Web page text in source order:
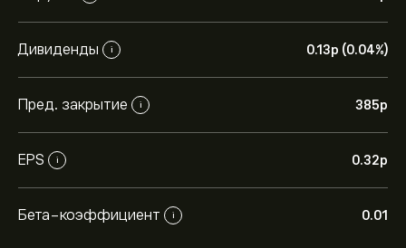
Дивиденды i 0.13‎p‎ (0.04%)
Пред. закрытие i 385‎p‎
EPS i 0.32‎p‎
Бета-коэффициент i 0.01